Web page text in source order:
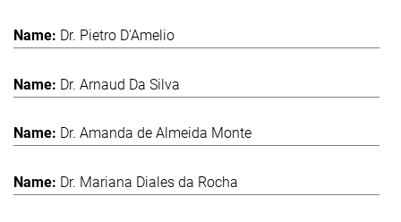
Dr. Pietro D'Amelio
Dr. Arnaud Da Silva
Dr. Amanda de Almeida Monte
Dr. Mariana Diales da Rocha